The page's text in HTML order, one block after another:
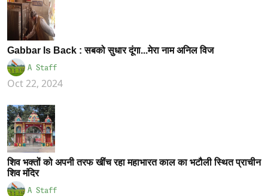
Gabbar Is Back : सबको सुधार दूंगा...मेरा नाम अनिल विज
A Staff
Oct 22, 2024
शिव भक्तों को अपनी तरफ खींच रहा महाभारत काल का भटौली स्थित प्राचीन
शिव मंदिर
A Staff